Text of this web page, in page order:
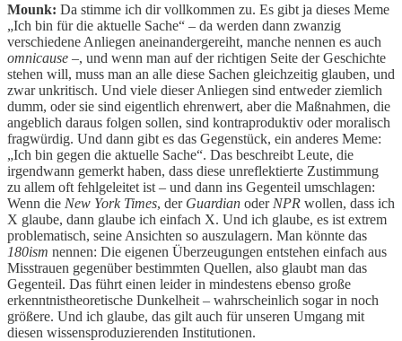
Mounk: Da stimme ich dir vollkommen zu. Es gibt ja dieses Meme
„Ich bin für die aktuelle Sache“ – da werden dann zwanzig
verschiedene Anliegen aneinandergereiht, manche nennen es auch
omnicause –, und wenn man auf der richtigen Seite der Geschichte
stehen will, muss man an alle diese Sachen gleichzeitig glauben, und
zwar unkritisch. Und viele dieser Anliegen sind entweder ziemlich
dumm, oder sie sind eigentlich ehrenwert, aber die Maßnahmen, die
angeblich daraus folgen sollen, sind kontraproduktiv oder moralisch
fragwürdig. Und dann gibt es das Gegenstück, ein anderes Meme:
„Ich bin gegen die aktuelle Sache“. Das beschreibt Leute, die
irgendwann gemerkt haben, dass diese unreflektierte Zustimmung
zu allem oft fehlgeleitet ist – und dann ins Gegenteil umschlagen:
Wenn die New York Times, der Guardian oder NPR wollen, dass ich
X glaube, dann glaube ich einfach X. Und ich glaube, es ist extrem
problematisch, seine Ansichten so auszulagern. Man könnte das
180ism nennen: Die eigenen Überzeugungen entstehen einfach aus
Misstrauen gegenüber bestimmten Quellen, also glaubt man das
Gegenteil. Das führt einen leider in mindestens ebenso große
erkenntnistheoretische Dunkelheit – wahrscheinlich sogar in noch
größere. Und ich glaube, das gilt auch für unseren Umgang mit
diesen wissensproduzierenden Institutionen.